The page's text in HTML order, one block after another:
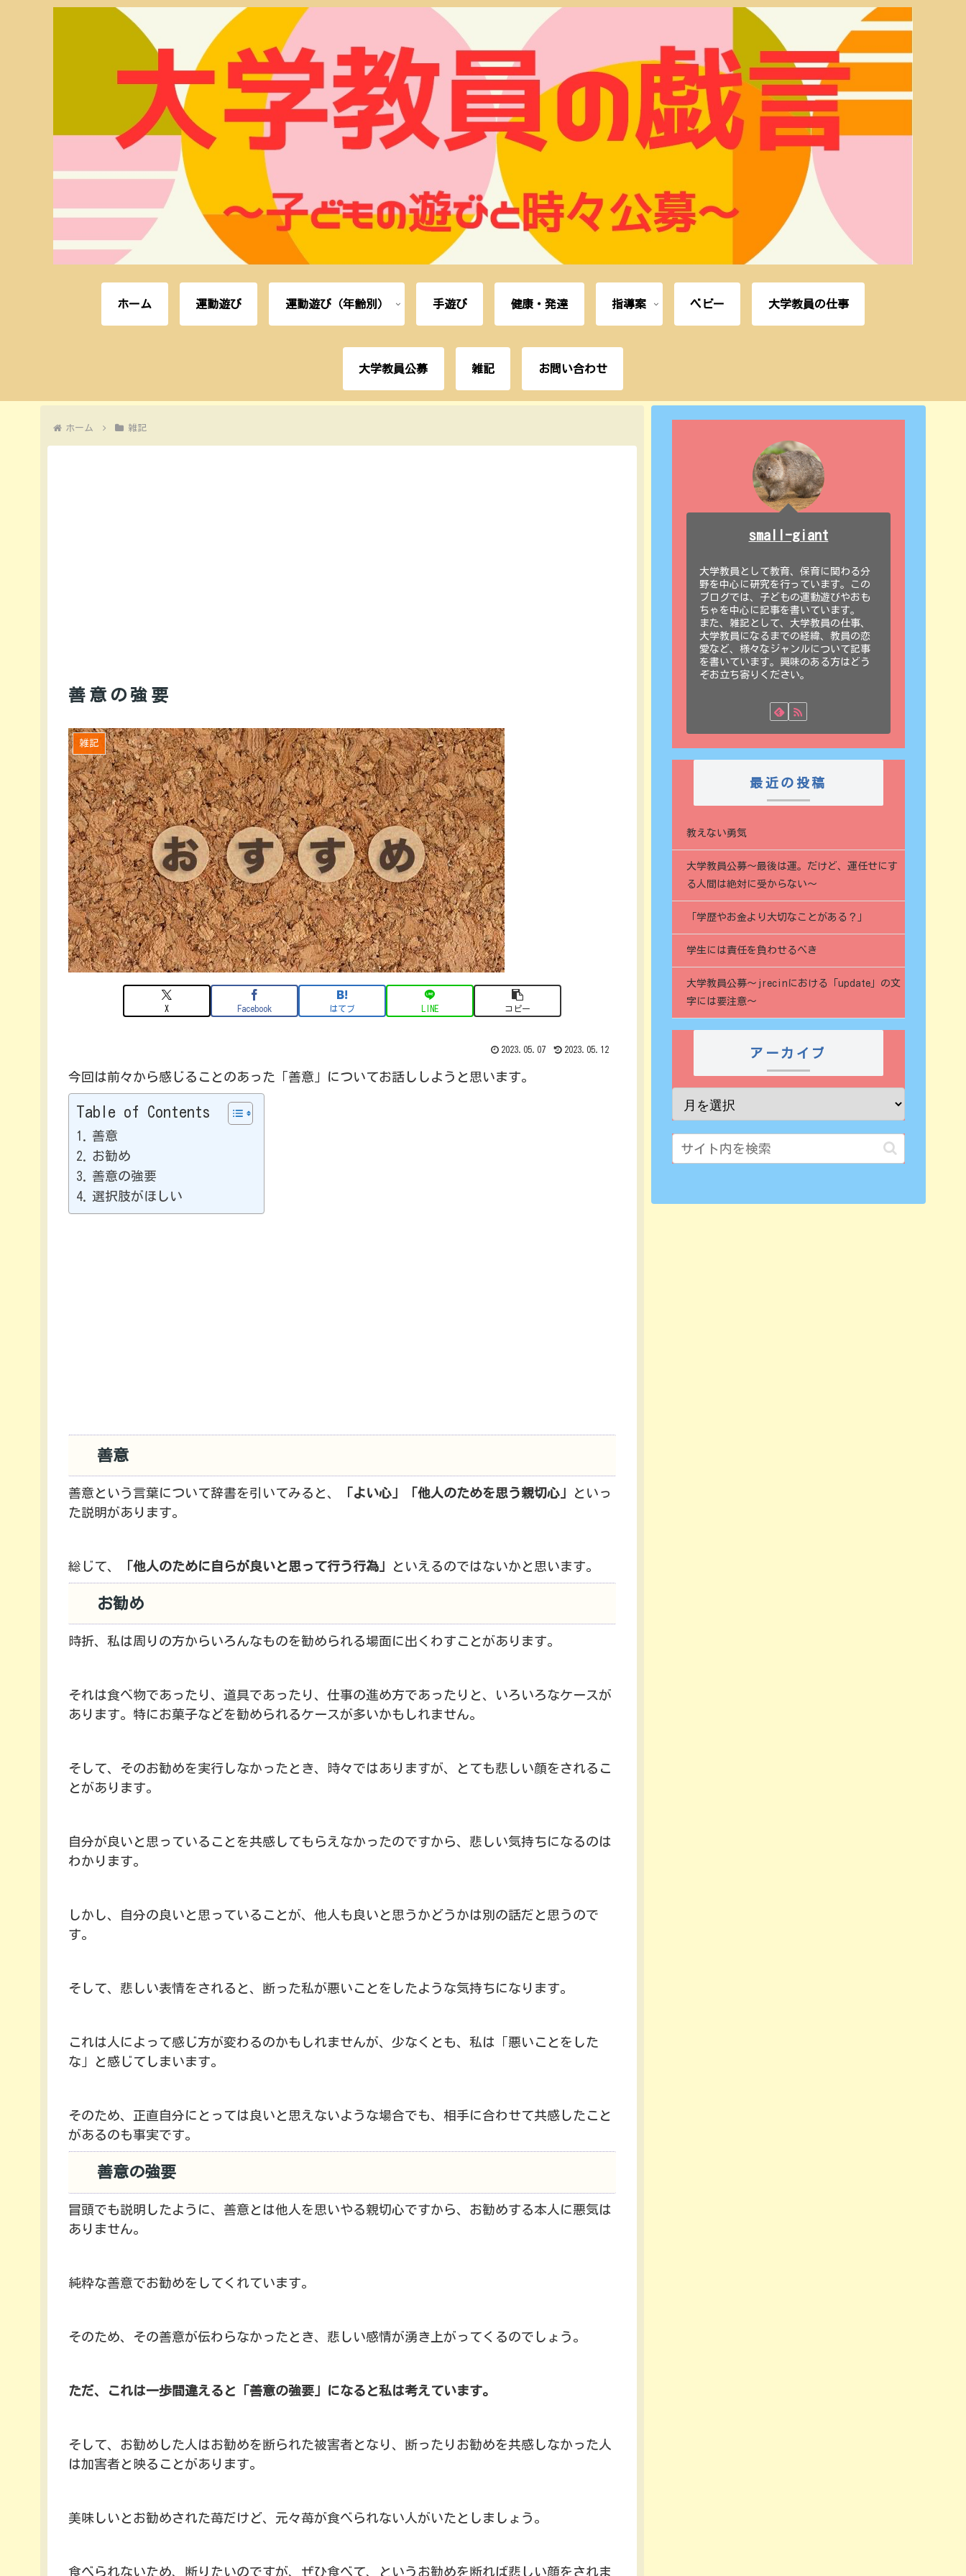
ホーム 運動遊び 運動遊び（年齢別） 手遊び 健康・発達 指導案 ベビー 大学教員の仕事
大学教員公募 雑記 お問い合わせ
ホーム 雑記
善意の強要
雑記
X Facebook はてブ LINE コピー
2023.05.07 2023.05.12
今回は前々から感じることのあった「善意」についてお話ししようと思います。
Table of Contents
善意
お勧め
善意の強要
選択肢がほしい
善意
善意という言葉について辞書を引いてみると、 「よい心」「他人のためを思う親切心」
といっ
た説明があります。
総じて、 「他人のために自らが良いと思って行う行為」 といえるのではないかと思います。
お勧め
時折、私は周りの方からいろんなものを勧められる場面に出くわすことがあります。
それは食べ物であったり、道具であったり、仕事の進め方であったりと、いろいろなケースが
あります。特にお菓子などを勧められるケースが多いかもしれません。
そして、そのお勧めを実行しなかったとき、時々ではありますが、とても悲しい顔をされるこ
とがあります。
自分が良いと思っていることを共感してもらえなかったのですから、悲しい気持ちになるのは
わかります。
しかし、自分の良いと思っていることが、他人も良いと思うかどうかは別の話だと思うので
す。
そして、悲しい表情をされると、断った私が悪いことをしたような気持ちになります。
これは人によって感じ方が変わるのかもしれませんが、少なくとも、私は「悪いことをした
な」と感じてしまいます。
そのため、正直自分にとっては良いと思えないような場合でも、相手に合わせて共感したこと
があるのも事実です。
善意の強要
冒頭でも説明したように、善意とは他人を思いやる親切心ですから、お勧めする本人に悪気は
ありません。
純粋な善意でお勧めをしてくれています。
そのため、その善意が伝わらなかったとき、悲しい感情が湧き上がってくるのでしょう。
ただ、これは一歩間違えると「善意の強要」になると私は考えています。
そして、お勧めした人はお勧めを断られた被害者となり、断ったりお勧めを共感しなかった人
は加害者と映ることがあります。
美味しいとお勧めされた苺だけど、元々苺が食べられない人がいたとしましょう。
食べられないため、断りたいのですが、ぜひ食べて、というお勧めを断れば悲しい顔をされま
small-giant
大学教員として教育、保育に関わる分
野を中心に研究を行っています。この
ブログでは、子どもの運動遊びやおも
ちゃを中心に記事を書いています。
また、雑記として、大学教員の仕事、
大学教員になるまでの経緯、教員の恋
愛など、様々なジャンルについて記事
を書いています。興味のある方はどう
ぞお立ち寄りください。
最近の投稿
教えない勇気
大学教員公募〜最後は運。だけど、運任せにす
る人間は絶対に受からない〜
「学歴やお金より大切なことがある？」
学生には責任を負わせるべき
大学教員公募～jrecinにおける「update」の文
字には要注意～
アーカイブ